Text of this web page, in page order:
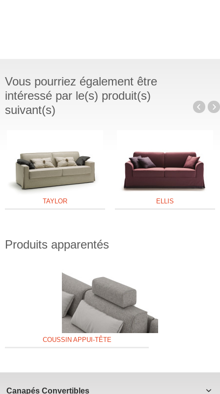
Vous pourriez également être
intéressé par le(s) produit(s)
suivant(s)
TAYLOR ELLIS
Produits apparentés
COUSSIN APPUI-TÊTE
Canapés Convertibles